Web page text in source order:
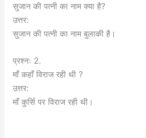
सुजान की पत्नी का नाम क्या है?
उत्तर:
सुजान की पत्नी का नाम बुलाकी है।
प्रश्नः 2.
माँ कहाँ विराज रही थी ?
उत्तर:
माँ कुर्सि पर विराज रही थी।